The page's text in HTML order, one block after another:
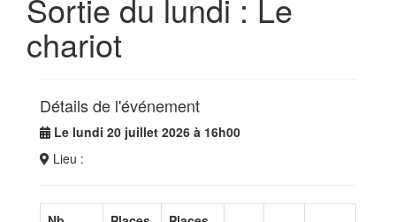
Sortie du lundi : Le
chariot
Détails de l'événement
Le lundi 20 juillet 2026 à 16h00
Lieu :